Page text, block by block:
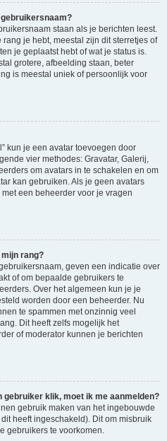
staan als je berichten leest.
je hebt, meestal zijn dit sterretjes of
je geplaatst hebt of wat je status is.
grotere, afbeelding staan, beter
is meestal uniek of persoonlijk voor
kun je een avatar toevoegen door
vier methodes: Gravatar, Galerij,
om avatars in te schakelen en om
kan gebruiken. Als je geen avatars
een beheerder voor je vragen
rang?
geven een indicatie over
of om bepaalde gebruikers te
Over het algemeen kun je je
worden door een beheerder. Nu
te spammen met onzinnig veel
Dit heeft zelfs mogelijk het
of moderator kunnen je berichten
gebruiker klik, moet ik me aanmelden?
gebruik maken van het ingebouwde
heeft ingeschakeld). Dit om misbruik
gebruikers te voorkomen.